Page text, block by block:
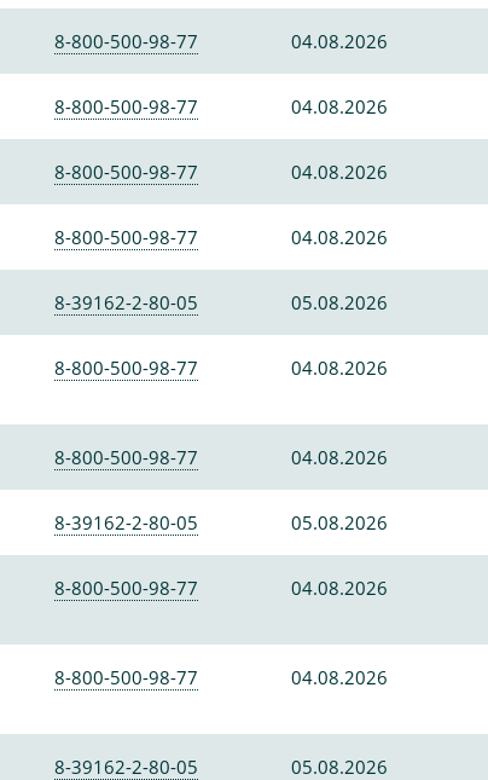
8-800-500-98-77 04.08.2026
8-800-500-98-77 04.08.2026
8-800-500-98-77 04.08.2026
8-800-500-98-77 04.08.2026
8-39162-2-80-05 05.08.2026
8-800-500-98-77 04.08.2026
8-800-500-98-77 04.08.2026
8-39162-2-80-05 05.08.2026
8-800-500-98-77 04.08.2026
8-800-500-98-77 04.08.2026
8-39162-2-80-05 05.08.2026